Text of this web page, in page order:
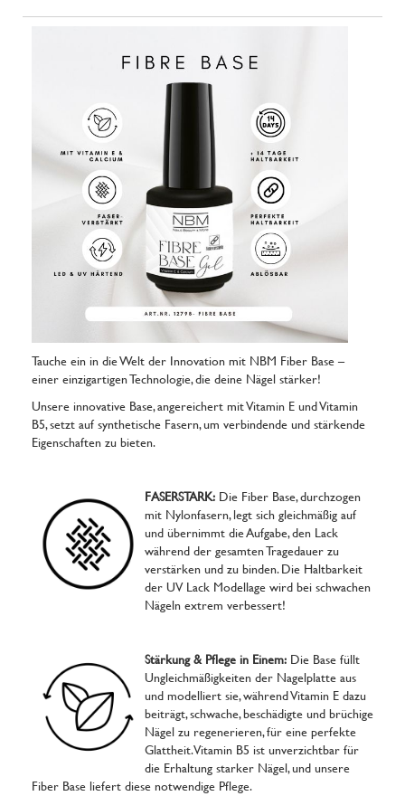
Tauche ein in die Welt der Innovation mit NBM Fiber Base –
einer einzigartigen Technologie, die deine Nägel stärker!
Unsere innovative Base, angereichert mit Vitamin E und Vitamin
B5, setzt auf synthetische Fasern, um verbindende und stärkende
Eigenschaften zu bieten.
FASERSTARK: Die Fiber Base, durchzogen
mit Nylonfasern, legt sich gleichmäßig auf
und übernimmt die Aufgabe, den Lack
während der gesamten Tragedauer zu
verstärken und zu binden. Die Haltbarkeit
der UV Lack Modellage wird bei schwachen
Nägeln extrem verbessert!
Stärkung & Pflege in Einem: Die Base füllt
Ungleichmäßigkeiten der Nagelplatte aus
und modelliert sie, während Vitamin E dazu
beiträgt, schwache, beschädigte und brüchige
Nägel zu regenerieren, für eine perfekte
Glattheit. Vitamin B5 ist unverzichtbar für
die Erhaltung starker Nägel, und unsere
Fiber Base liefert diese notwendige Pflege.